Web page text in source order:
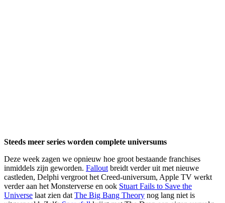
Steeds meer series worden complete universums
Deze week zagen we opnieuw hoe groot bestaande franchises
inmiddels zijn geworden. Fallout breidt verder uit met nieuwe
castleden, Delphi vergroot het Creed-universum, Apple TV werkt
verder aan het Monsterverse en ook Stuart Fails to Save the
Universe laat zien dat The Big Bang Theory nog lang niet is